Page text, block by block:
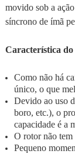
movido sob a
síncrono de ímã
Característica
Como não há
único, o que
Devido ao uso
boro, etc.), o
capacidade é a
O rotor não tem
Pequeno